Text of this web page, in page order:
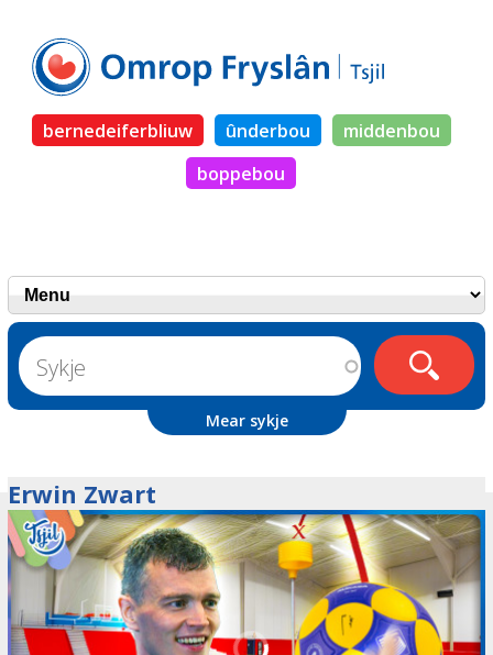
bernedeiferbliuw ûnderbou
middenbou
boppebou
Mear sykje
Erwin Zwart